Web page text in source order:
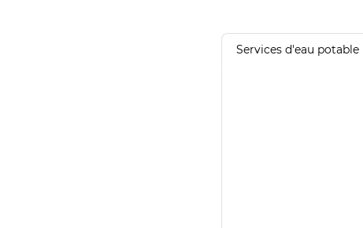
Services d'eau potable